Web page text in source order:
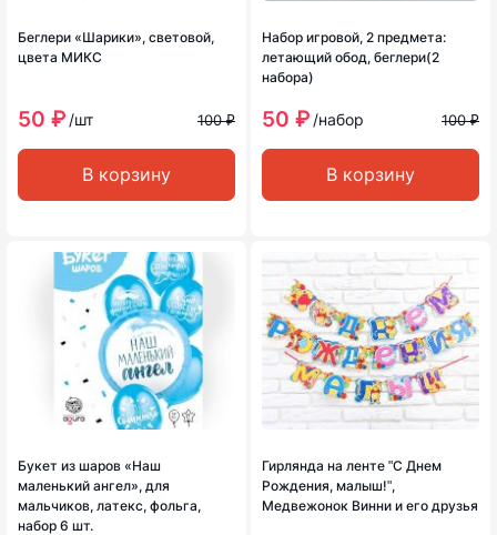
Беглери «Шарики», световой,
цвета МИКС
50 ₽ /шт 100 ₽
В корзину
Набор игровой, 2 предмета:
летающий обод, беглери(2
набора)
50 ₽ /набор 100 ₽
В корзину
Букет из шаров «Наш
маленький ангел», для
мальчиков, латекс, фольга,
набор 6 шт.
Гирлянда на ленте ʺС Днем
Рождения, малыш!ʺ,
Медвежонок Винни и его друзья